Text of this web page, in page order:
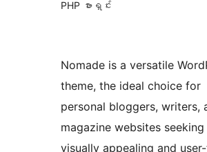
PHP ဗားရှင်း
Nomade is a versatile
theme, the ideal choice for
personal bloggers, writers,
magazine websites seeking
visually appealing and